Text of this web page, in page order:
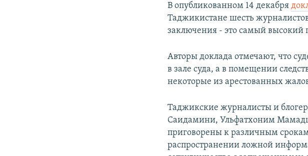
В опубликованном 14 декабря
Таджикистане шесть
заключения - это самый высокий
Авторы доклада отмечают, что
в зале суда, а в помещении
некоторые из арестованных
Таджикские журналисты и
Саидамини, Ульфатхоним
приговорены к различным
распространении ложной